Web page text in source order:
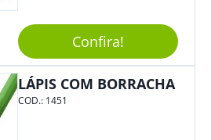
Para Diversas Ocasiões.
Perfeito, Não É?!
Confira!
LÁPIS COM BORRACHA
COD.: 1451